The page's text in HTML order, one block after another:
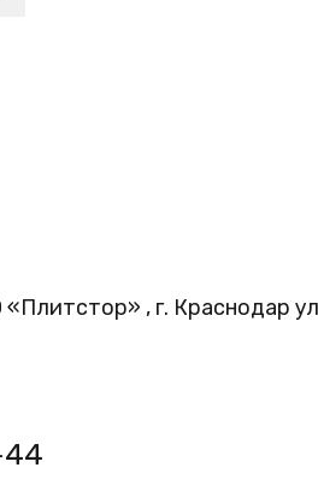
, г. Краснодар
44